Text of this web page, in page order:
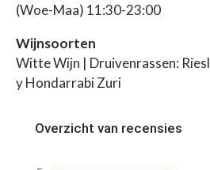
(Woe-Maa) 11:30-23:00
Wijnsoorten
Witte Wijn | Druivenrassen:
y Hondarrabi Zuri
Overzicht van recensies